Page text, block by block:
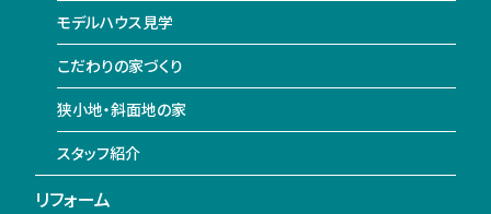
モデルハウス見学
こだわりの家づくり
狭小地・斜面地の家
スタッフ紹介
リフォーム